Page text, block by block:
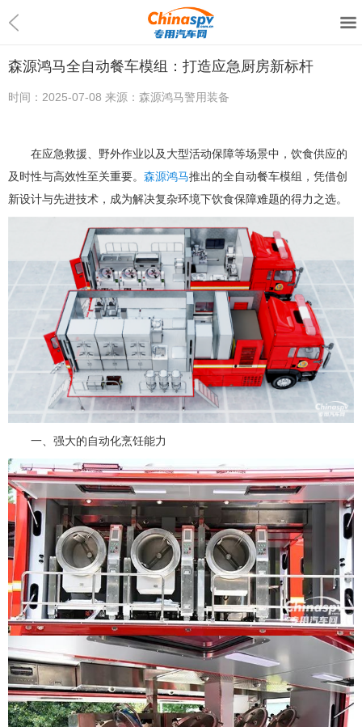
森源鸿马全自动餐车模组：打造应急厨房新标杆
时间： 2025-07-08 来源： 森源鸿马警用装备
在应急救援、野外作业以及大型活动保障等场景中，饮食供应的
及时性与高效性至关重要。 森源鸿马推出的全自动餐车模组，凭借创
新设计与先进技术，成为解决复杂环境下饮食保障难题的得力之选。
一、强大的自动化烹饪能力